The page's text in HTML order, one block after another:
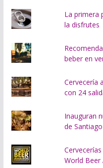
La primera
la disfrutes
beber en
Cervecería
con 24
Inauguran
de Santiago
World Beer